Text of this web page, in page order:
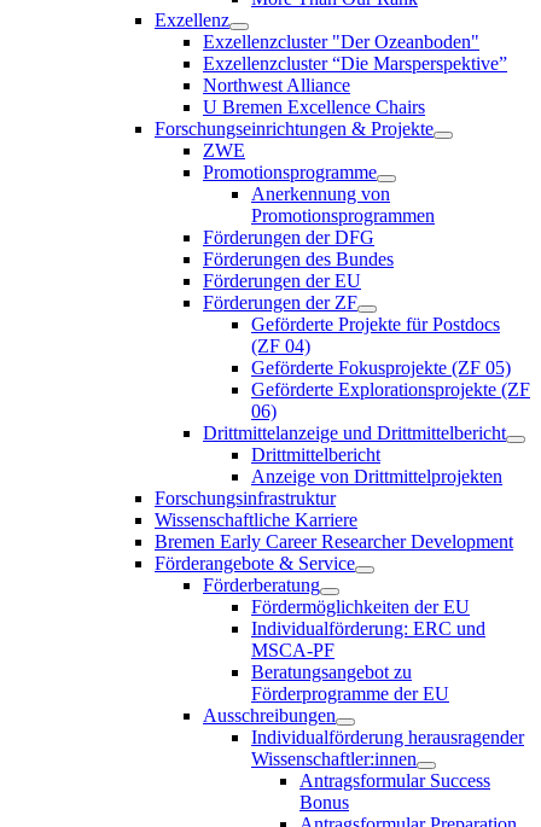
Exzellenz
Exzellenzcluster "Der Ozeanboden"
Exzellenzcluster “Die Marsperspektive”
Northwest Alliance
U Bremen Excellence Chairs
Forschungseinrichtungen & Projekte
ZWE
Promotionsprogramme
Anerkennung von
Promotionsprogrammen
Förderungen der DFG
Förderungen des Bundes
Förderungen der EU
Förderungen der ZF
Geförderte Projekte für Postdocs
(ZF 04)
Geförderte Fokusprojekte (ZF 05)
Geförderte Explorationsprojekte (ZF
06)
Drittmittelanzeige und Drittmittelbericht
Drittmittelbericht
Anzeige von Drittmittelprojekten
Forschungsinfrastruktur
Wissenschaftliche Karriere
Bremen Early Career Researcher Development
Förderangebote & Service
Förderberatung
Fördermöglichkeiten der EU
Individualförderung: ERC und
MSCA-PF
Beratungsangebot zu
Förderprogramme der EU
Ausschreibungen
Individualförderung herausragender
Wissenschaftler:innen
Antragsformular Success
Bonus